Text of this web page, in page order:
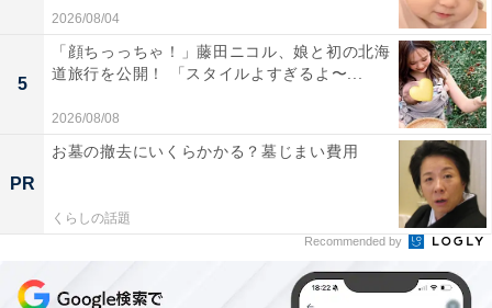
2026/08/04
5
「顔ちっっちゃ！」藤田ニコル、娘と初の北海
道旅行を公開！ 「スタイルよすぎるよ〜...
2026/08/08
PR
お墓の撤去にいくらかかる？墓じまい費用
くらしの話題
Recommended by